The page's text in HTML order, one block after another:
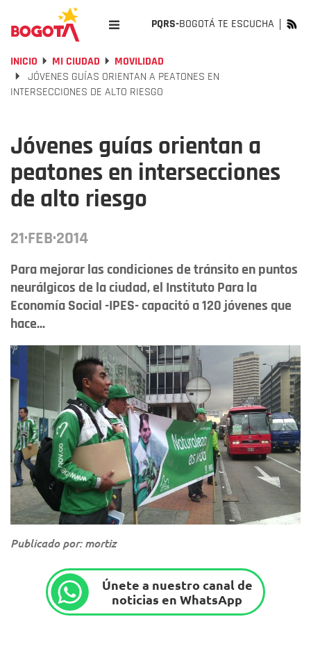
PQRS-BOGOTÁ TE ESCUCHA
INICIO MI CIUDAD
MOVILIDAD
JÓVENES GUÍAS ORIENTAN A PEATONES EN
INTERSECCIONES DE ALTO RIESGO
Jóvenes guías orientan a
peatones en intersecciones
de alto riesgo
21·FEB·2014
Para mejorar las condiciones de tránsito en puntos
neurálgicos de la ciudad, el Instituto Para la
Economía Social -IPES- capacitó a 120 jóvenes que
hace...
Publicado por: mortiz
Únete a nuestro canal de
noticias en WhatsApp